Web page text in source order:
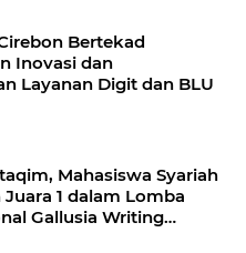
Bertekad
Inovasi dan
Layanan Digit dan BLU
Mahasiswa Syariah
1 dalam Lomba
Gallusia Writing